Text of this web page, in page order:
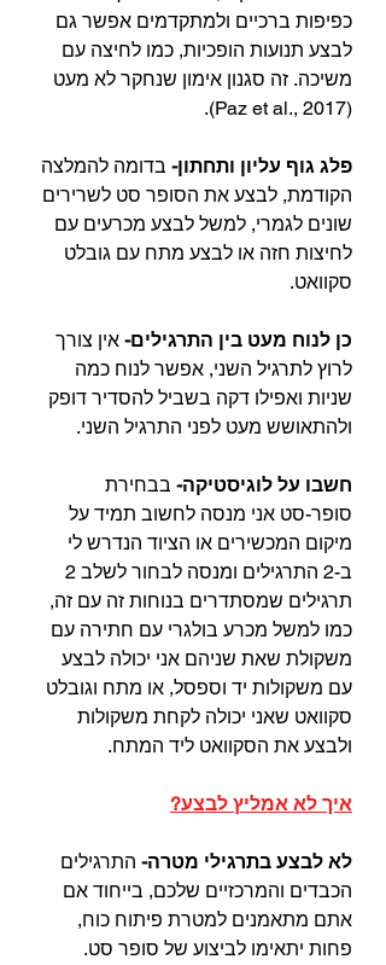
כפיפות ברכיים ולמתקדמים אפשר גם
לבצע תנועות הופכיות, כמו לחיצה עם
משיכה. זה סגנון אימון שנחקר לא מעט
(Paz et al., 2017).⁣
פלג גוף עליון ותחתון- בדומה להמלצה
הקודמת, לבצע את הסופר סט לשרירים
שונים לגמרי, למשל לבצע מכרעים עם
לחיצות חזה או לבצע מתח עם גובלט
סקוואט.⁣
כן לנוח מעט בין התרגילים- אין צורך
לרוץ לתרגיל השני, אפשר לנוח כמה
שניות ואפילו דקה בשביל להסדיר דופק
ולהתאושש מעט לפני התרגיל השני.⁣
חשבו על לוגיסטיקה- בבחירת
סופר-סט אני מנסה לחשוב תמיד על
מיקום המכשירים או הציוד הנדרש לי
תרגילים שמסתדרים בנוחות זה עם זה,
כמו למשל מכרע בולגרי עם חתירה עם
משקולת שאת שניהם אני יכולה לבצע
עם משקולות יד וספסל, או מתח וגובלט
סקוואט שאני יכולה לקחת משקולות
ולבצע את הסקוואט ליד המתח.⁣
איך לא אמליץ לבצע?⁣
לא לבצע בתרגילי מטרה- התרגילים
הכבדים והמרכזיים שלכם, בייחוד אם
אתם מתאמנים למטרת פיתוח כוח,
פחות יתאימו לביצוע של סופר סט.